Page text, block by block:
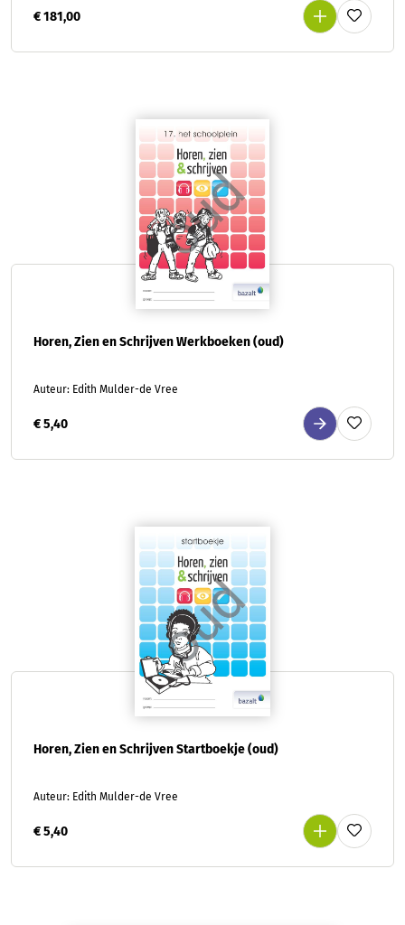
€ 181,00
Horen, Zien en Schrijven Werkboeken (oud)
Auteur: Edith Mulder-de Vree
€ 5,40
Horen, Zien en Schrijven Startboekje (oud)
Auteur: Edith Mulder-de Vree
€ 5,40